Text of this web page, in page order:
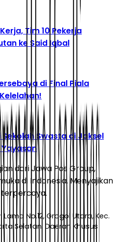
Tim 10 Pekerja
ke Said Iqbal
di Final Piala
Swasta di Jaksel
dari Jawa Pos Group,
di Indonesia. Menyajikan
Lama No.12, Grogol Utara, Kec.
Selatan, Daerah Khusus